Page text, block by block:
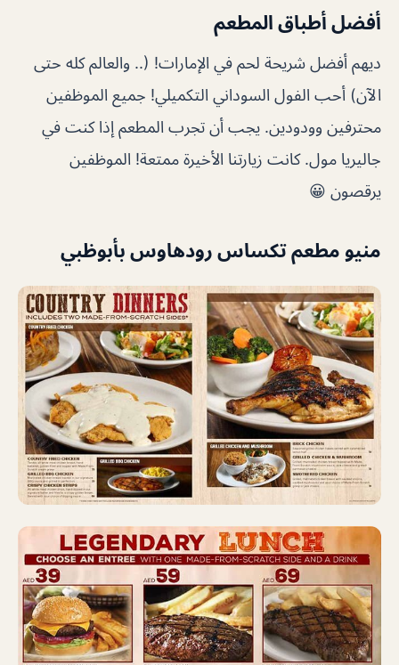
أفضل أطباق المطعم
ديهم أفضل شريحة لحم في الإمارات! (.. والعالم كله حتى
الآن) أحب الفول السوداني التكميلي! جميع الموظفين
محترفين وودودين. يجب أن تجرب المطعم إذا كنت في
جاليريا مول. كانت زيارتنا الأخيرة ممتعة! الموظفين
يرقصون 😀
منيو مطعم تكساس رودهاوس بأبوظبي